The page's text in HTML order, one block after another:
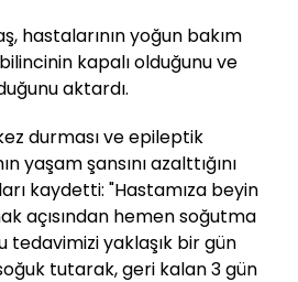
hastalarının yoğun bakım
kapalı olduğunu ve
aktardı.
durması ve epileptik
yaşam şansını azalttığını
kaydetti: "Hastamıza beyin
açısından hemen soğutma
tedavimizi yaklaşık bir gün
tutarak, geri kalan 3 gün